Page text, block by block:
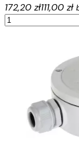
172,20 zł111,00 zł